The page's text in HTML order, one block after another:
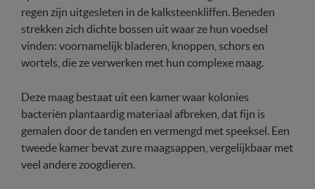
regen zijn uitgesleten in de kalksteenkliffen. Beneden
strekken zich dichte bossen uit waar ze hun voedsel
vinden: voornamelijk bladeren, knoppen, schors en
wortels, die ze verwerken met hun complexe maag.
Deze maag bestaat uit een kamer waar kolonies
bacteriën plantaardig materiaal afbreken, dat fijn is
gemalen door de tanden en vermengd met speeksel. Een
tweede kamer bevat zure maagsappen, vergelijkbaar met
veel andere zoogdieren.